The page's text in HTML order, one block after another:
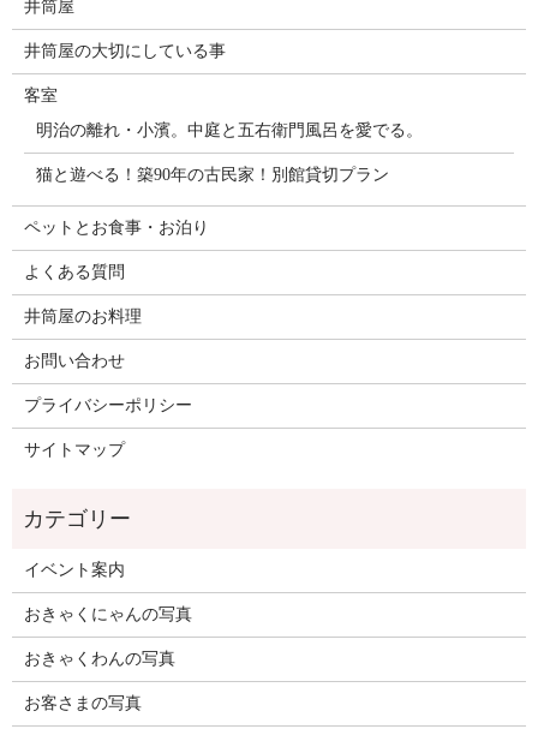
井筒屋
井筒屋の大切にしている事
客室
明治の離れ・小濱。中庭と五右衛門風呂を愛でる。
猫と遊べる！築90年の古民家！別館貸切プラン
ペットとお食事・お泊り
よくある質問
井筒屋のお料理
お問い合わせ
プライバシーポリシー
サイトマップ
イベント案内
おきゃくにゃんの写真
おきゃくわんの写真
お客さまの写真